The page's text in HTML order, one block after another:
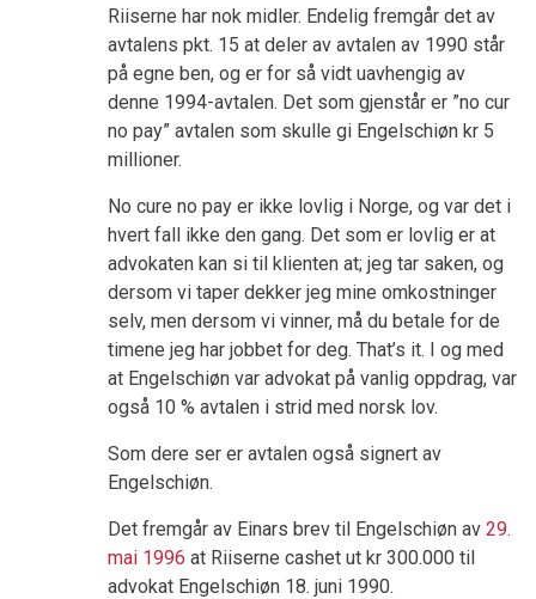
Riiserne har nok midler. Endelig fremgår det av
avtalens pkt. 15 at deler av avtalen av 1990 står
på egne ben, og er for så vidt uavhengig av
denne 1994-avtalen. Det som gjenstår er ”no cur
no pay” avtalen som skulle gi Engelschiøn kr 5
millioner.
No cure no pay er ikke lovlig i Norge, og var det i
hvert fall ikke den gang. Det som er lovlig er at
advokaten kan si til klienten at; jeg tar saken, og
dersom vi taper dekker jeg mine omkostninger
selv, men dersom vi vinner, må du betale for de
timene jeg har jobbet for deg. That’s it. I og med
at Engelschiøn var advokat på vanlig oppdrag, var
også 10 % avtalen i strid med norsk lov.
Som dere ser er avtalen også signert av
Engelschiøn.
Det fremgår av Einars brev til Engelschiøn av 29.
mai 1996 at Riiserne cashet ut kr 300.000 til
advokat Engelschiøn 18. juni 1990.